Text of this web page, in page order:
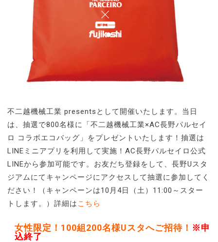
不二越機械工業 presentsとして開催いたします。当日
は、抽選で800名様に「不二越機械工業×AC長野パルセイ
ロ コラボエコバッグ」をプレゼントいたします！抽選は
LINEミニアプリを利用して実施！AC長野パルセイロ公式
LINEから参加可能です。お友だち登録をして、長野Uスタ
ジアムにてキャンページにアクセスして抽選に参加してく
ださい！（キャンペーンは10月4日（土）11:00～スター
トします。）詳細は こちら
女性限定！100組200名様Uスタへご招待！ ※申
込終了